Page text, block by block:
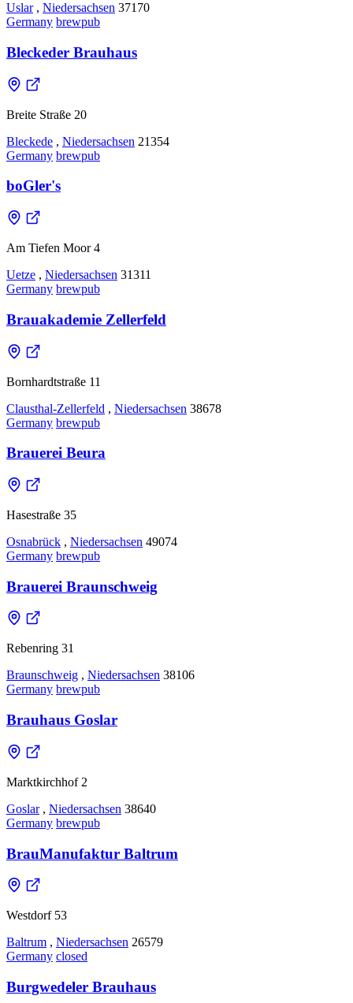
Uslar , Niedersachsen 37170
Germany brewpub
Bleckeder Brauhaus
Breite Straße 20
Bleckede , Niedersachsen 21354
Germany brewpub
boGler's
Am Tiefen Moor 4
Uetze , Niedersachsen 31311
Germany brewpub
Brauakademie Zellerfeld
Bornhardtstraße 11
Clausthal-Zellerfeld , Niedersachsen 38678
Germany brewpub
Brauerei Beura
Hasestraße 35
Osnabrück , Niedersachsen 49074
Germany brewpub
Brauerei Braunschweig
Rebenring 31
Braunschweig , Niedersachsen 38106
Germany brewpub
Brauhaus Goslar
Marktkirchhof 2
Goslar , Niedersachsen 38640
Germany brewpub
BrauManufaktur Baltrum
Westdorf 53
Baltrum , Niedersachsen 26579
Germany closed
Burgwedeler Brauhaus